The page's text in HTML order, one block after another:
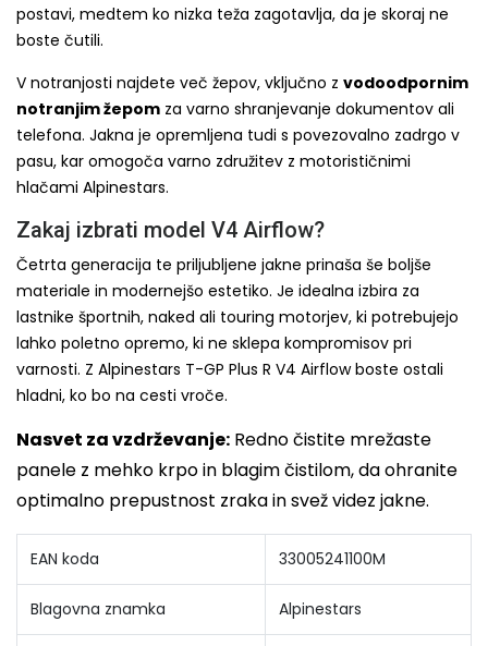
postavi, medtem ko nizka teža zagotavlja, da je skoraj ne
boste čutili.
V notranjosti najdete več žepov, vključno z vodoodpornim
notranjim žepom za varno shranjevanje dokumentov ali
telefona. Jakna je opremljena tudi s povezovalno zadrgo v
pasu, kar omogoča varno združitev z motorističnimi
hlačami Alpinestars.
Zakaj izbrati model V4 Airflow?
Četrta generacija te priljubljene jakne prinaša še boljše
materiale in modernejšo estetiko. Je idealna izbira za
lastnike športnih, naked ali touring motorjev, ki potrebujejo
lahko poletno opremo, ki ne sklepa kompromisov pri
varnosti. Z Alpinestars T-GP Plus R V4 Airflow boste ostali
hladni, ko bo na cesti vroče.
Nasvet za vzdrževanje: Redno čistite mrežaste
panele z mehko krpo in blagim čistilom, da ohranite
optimalno prepustnost zraka in svež videz jakne.
EAN koda 33005241100M
Blagovna znamka Alpinestars